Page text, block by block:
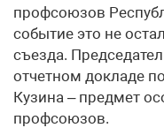
профсоюзов
событие это не
съезда.
отчетном докладе
Кузина – предмет
профсоюзов.